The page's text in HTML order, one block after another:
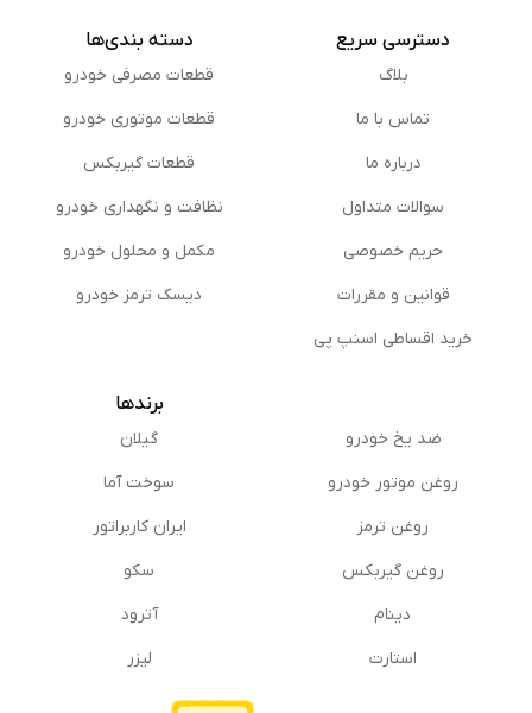
دسترسی سریع
بلاگ
تماس با ما
درباره ما
سوالات متداول
حریم خصوصی
قوانین و مقررات
خرید اقساطی اسنپ پی
دسته بندی‌ها
قطعات مصرفی خودرو
قطعات موتوری خودرو
قطعات گیربکس
نظافت و نگهداری خودرو
مكمل و محلول خودرو
دیسک ترمز خودرو
ضد یخ خودرو
روغن موتور خودرو
روغن ترمز
روغن گیربكس
دینام
استارت
برندها
گیلان
سوخت آما
ایران کاربراتور
سکو
آترود
لیزر